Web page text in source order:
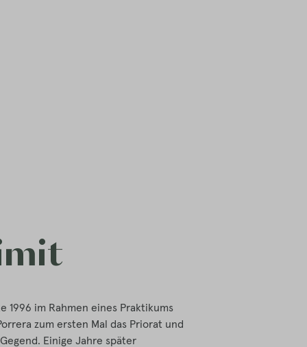
1996 im Rahmen eines Praktikums
zum ersten Mal das Priorat und
Einige Jahre später